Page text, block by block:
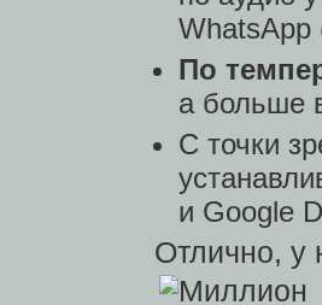
По
а больше
С точки
и Google
Отлично, у